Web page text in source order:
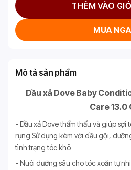
THÊM VÀO
MUA
Mô tả sản phẩm
Dầu xả Dove Baby
Care 13.0
- Dầu xả Dove thẩm thấu và giúp
rụng Sử dụng kèm với dầu gội,
tình trạng tóc khô
- Nuôi dưỡng sâu cho tóc xoăn tự